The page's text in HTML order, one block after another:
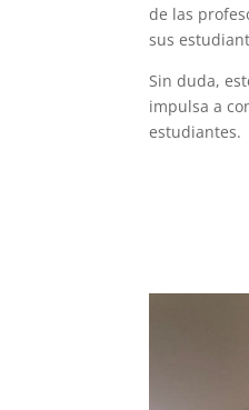
de las
sus
Sin duda,
impulsa a
estudiantes.